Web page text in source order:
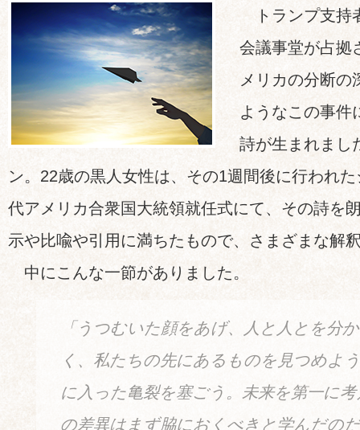
トランプ支持
会議事堂が占拠
メリカの分断の
ようなこの事件
詩が生まれまし
ン。22歳の黒人女性は、その1週間後に行われ
代アメリカ合衆国大統領就任式にて、その詩を
示や比喩や引用に満ちたもので、さまざまな解
中にこんな一節がありました。
「うつむいた顔をあげ、人と人とを分
く、私たちの先にあるものを見つめよ
に入った亀裂を塞ごう。未来を第一に
の差異はまず脇におくべきと学んだの